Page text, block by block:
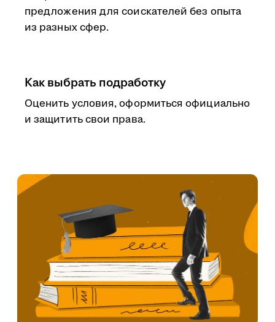
предложения для соискателей без опыта
из разных сфер.
Как выбрать подработку
Оценить условия, оформиться официально
и защитить свои права.